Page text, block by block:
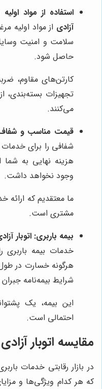
استفاده از مواد
آزادی از مواد اولیه
سلامت و امنیت
حاصل شود.
کارتن‌های مقاوم،
تجهیزات
می‌کنند.
قیمت مناسب و
شفافی را برای
هزینه نهایی به
وجود نخواهد داشت.
ما معتقدیم که
مشتری است.
بیمه باربری: اتوبار
خدمات بیمه باربری
هرگونه خسارت در
شرایط بیمه‌نامه
این بیمه، یک
احتمالی است.
مقایسه اتوبار آزادی
در بازار رقابتی خدمات
که هر کدام ویژگی‌ها و